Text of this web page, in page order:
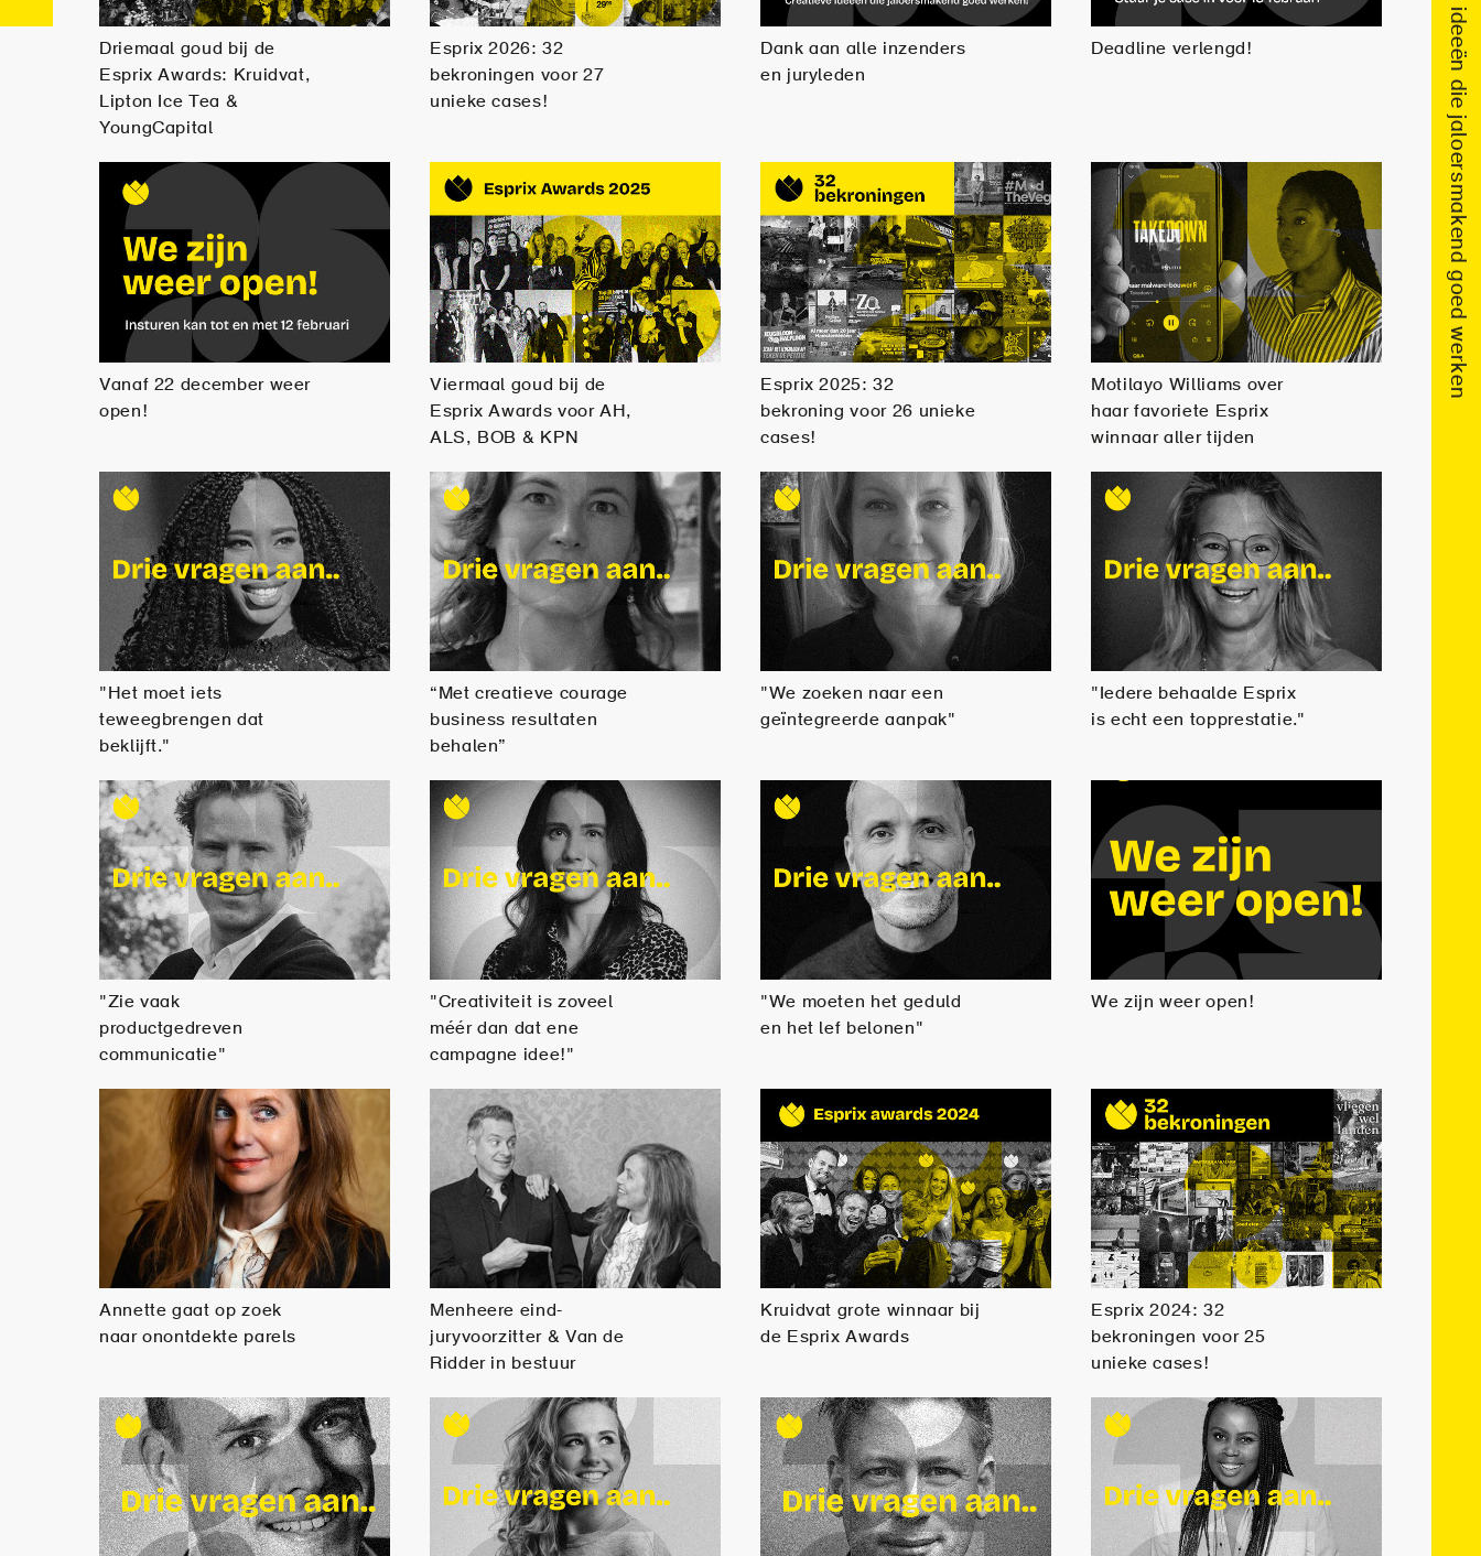
Driemaal goud bij de
Esprix Awards: Kruidvat,
Lipton Ice Tea &
YoungCapital
Esprix 2026: 32
bekroningen voor 27
unieke cases!
Dank aan alle inzenders
en juryleden
Deadline verlengd!
Vanaf 22 december weer
open!
Viermaal goud bij de
Esprix Awards voor AH,
ALS, BOB & KPN
Esprix 2025: 32
bekroning voor 26 unieke
cases!
Motilayo Williams over
haar favoriete Esprix
winnaar aller tijden
"Het moet iets
teweegbrengen dat
beklijft."
“Met creatieve courage
business resultaten
behalen”
"We zoeken naar een
geïntegreerde aanpak"
"Iedere behaalde Esprix
is echt een topprestatie."
"Zie vaak
productgedreven
communicatie"
"Creativiteit is zoveel
méér dan dat ene
campagne idee!"
"We moeten het geduld
en het lef belonen"
We zijn weer open!
Annette gaat op zoek
naar onontdekte parels
Menheere eind-
juryvoorzitter & Van de
Ridder in bestuur
Kruidvat grote winnaar bij
de Esprix Awards
Esprix 2024: 32
bekroningen voor 25
unieke cases!